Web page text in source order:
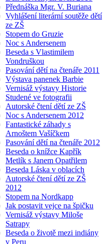
Přednáška Mgr. V. Buriana
Vyhlášení literární soutěže dětí
ze ZŠ
Stopem do Gruzie
Noc s Andersenem
Beseda s Vlastimilem
Vondruškou
Pasování dětí na čtenáře 2011
Výstava panenek Barbie
Vernisáž výstavy Historie
Studené ve fotografii
Autorské čtení dětí ze ZŠ
Noc s Andersenem 2012
Fantastické záhady s
Arnoštem Vašíčkem
Pasování dětí na čtenáře 2012
Beseda o knížce Kapřík
Metlík s Janem Opatřilem
Beseda Láska v oblacích
Autorské čtení dětí ze ZŠ
2012
Stopem na Nordkapp
Jak postavit vejce na špičku
Vernisáž výstavy Miloše
Satrapy
Beseda o životě mezi indiány
v Peru